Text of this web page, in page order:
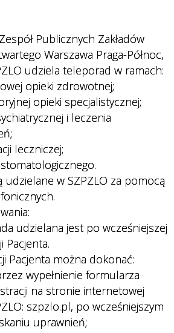
Publicznych Zakładów
Warszawa Praga-Północ,
udziela teleporad w ramach:
opieki zdrowotnej;
opieki specjalistycznej;
i leczenia
leczniczej;
udzielane w SZPZLO za pomocą
udzielana jest po wcześniejszej
Pacjenta.
Pacjenta można dokonać:
wypełnienie formularza
na stronie internetowej
szpzlo.pl, po wcześniejszym
uprawnień;